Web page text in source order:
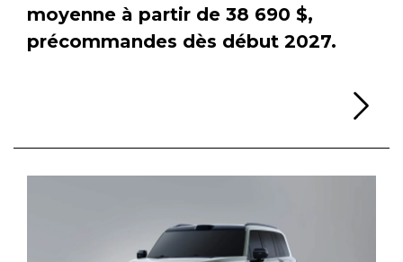
moyenne à partir de 38 690 $,
précommandes dès début 2027.